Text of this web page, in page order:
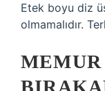
Etek boyu diz
olmamalıdır.